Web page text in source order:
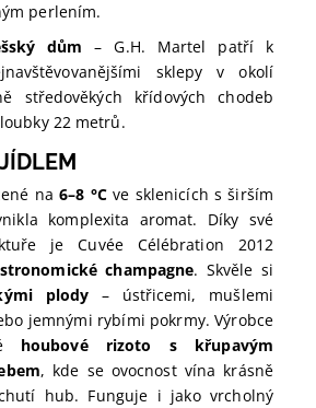
perlením.
dům – G.H. Martel patří k
sklepy v okolí
středověkých křídových chodeb
22 metrů.
na6–8 °Cve sklenicích s širším
komplexita aromat. Díky své
je Cuvée Célébration 2012
champagne. Skvěle si
plody – ústřicemi, mušlemi
jemnými rybími pokrmy. Výrobce
houbové rizoto s křupavým
, kde se ovocnost vína krásně
hub. Funguje i jako vrcholný